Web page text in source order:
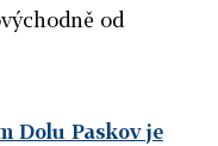
od
Dolu Paskov je